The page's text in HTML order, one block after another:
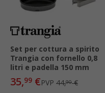
Set per cottura a spirito
Trangia con fornello 0,8
litri e padella 150 mm
35,99 €PVP 44,90€